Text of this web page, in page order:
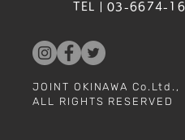
TEL｜ 03-6674-
JOINT OKINAWA Co.Ltd.,
ALL RIGHTS RESERVED